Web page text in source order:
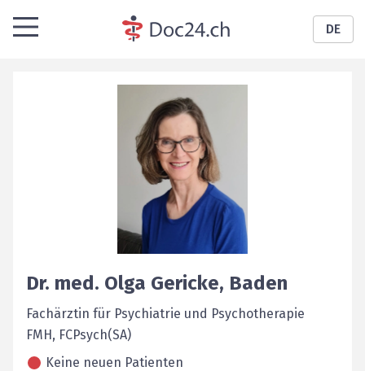
DE
Dr. med. Olga Gericke, Baden
Fachärztin für Psychiatrie und Psychotherapie
FMH, FCPsych(SA)
Keine neuen Patienten